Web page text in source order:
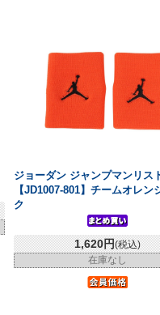
ジョーダン ジャンプマンリス
【JD1007-801】チームオレン
ク
1,620円(税込)
在庫なし